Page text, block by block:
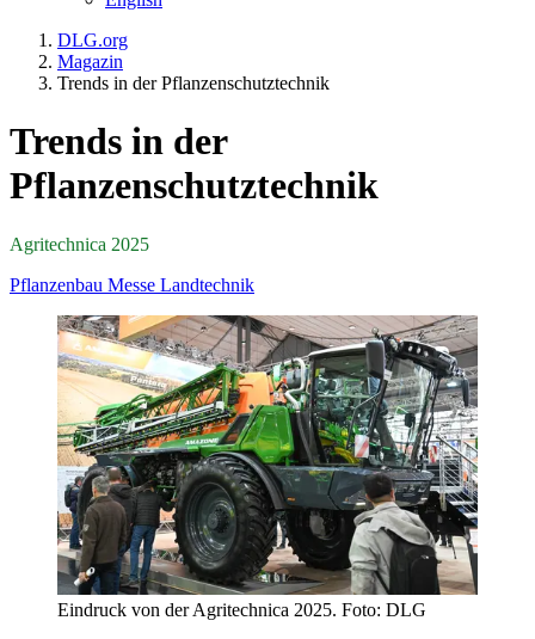
DLG.org
Magazin
Trends in der Pflanzenschutztechnik
Trends in der
Pflanzenschutztechnik
Agritechnica 2025
Pflanzenbau Messe Landtechnik
Eindruck von der Agritechnica 2025. Foto: DLG